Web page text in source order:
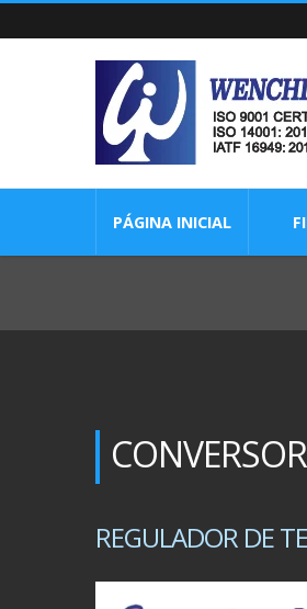
PÁGINA INICIAL
REGULADOR DE